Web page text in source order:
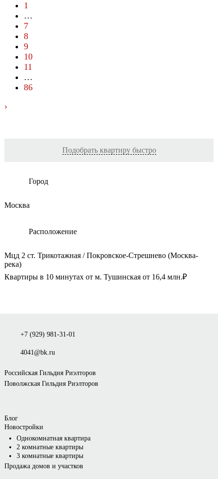
1
…
7
8
9
10
11
…
86
›
Подобрать квартиру быстро
Город
Москва
Расположение
Мцд 2 ст. Трикотажная / Покровское-Стрешнево (Москва-
река)
Квартиры в 10 минутах от м. Тушинская от 16,4 млн.₽
+7 (929) 981-31-01
4041@bk.ru
Российская Гильдия Риэлторов
Поволжская Гильдия Риэлторов
Блог
Новостройки
Однокомнатная квартира
2 комнатные квартиры
3 комнатные квартиры
Продажа домов и участков